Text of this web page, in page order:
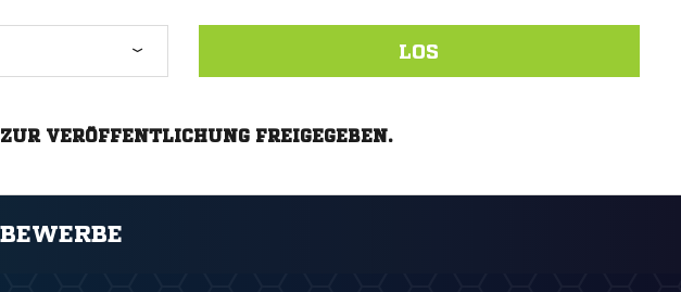
LOS
VERÖFFENTLICHUNG FREIGEGEBEN.